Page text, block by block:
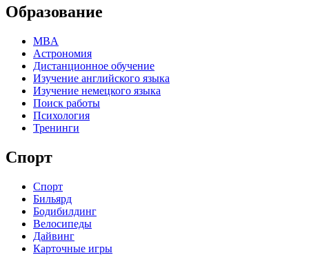
Образование
MBA
Астрономия
Дистанционное обучение
Изучение английского языка
Изучение немецкого языка
Поиск работы
Психология
Тренинги
Спорт
Спорт
Бильярд
Бодибилдинг
Велосипеды
Дайвинг
Карточные игры